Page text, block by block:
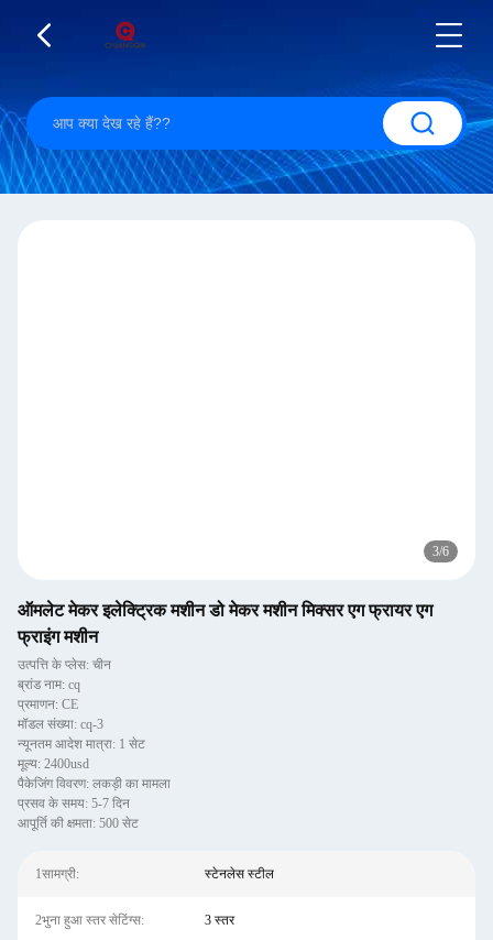
3/6
ऑमलेट मेकर इलेक्ट्रिक मशीन डो मेकर मशीन मिक्सर एग फ्रायर एग
फ्राइंग मशीन
उत्पत्ति के प्लेस: चीन
ब्रांड नाम: cq
प्रमाणन: CE
मॉडल संख्या: cq-3
न्यूनतम आदेश मात्रा: 1 सेट
मूल्य: 2400usd
पैकेजिंग विवरण: लकड़ी का मामला
प्रसव के समय: 5-7 दिन
आपूर्ति की क्षमता: 500 सेट
1सामग्री: स्टेनलेस स्टील
2भुना हुआ स्तर सेटिंग्स: 3 स्तर